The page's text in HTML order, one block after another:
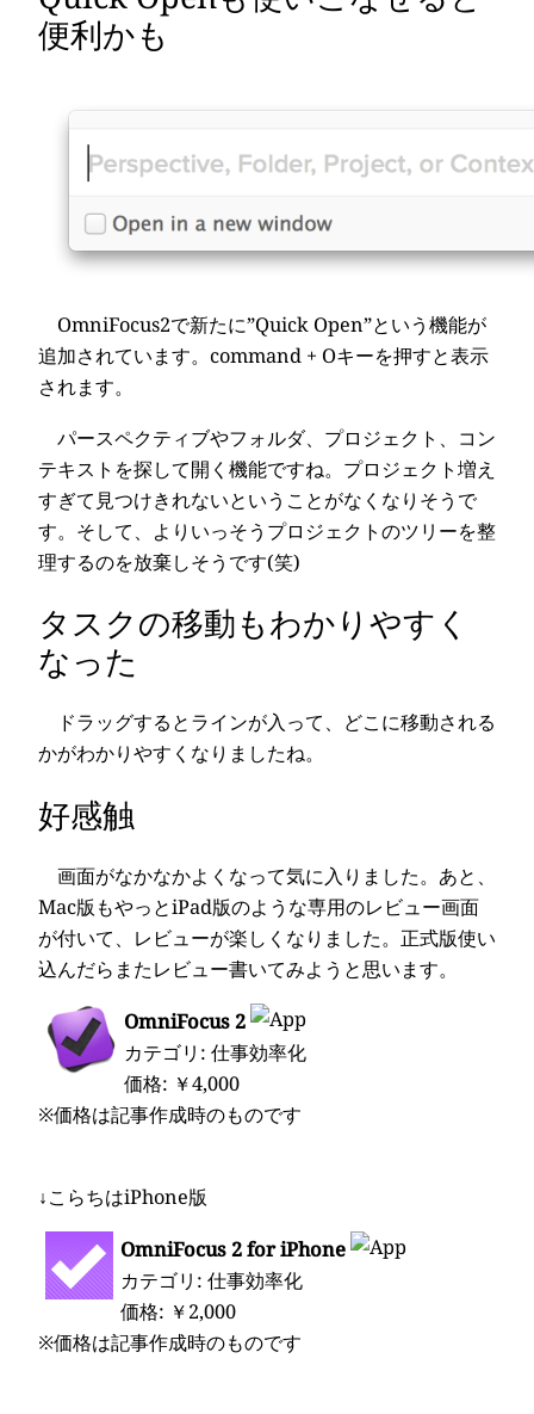
便利かも
OmniFocus2で新たに”Quick Open”という機能が
追加されています。command + Oキーを押すと表示
されます。
パースペクティブやフォルダ、プロジェクト、コン
テキストを探して開く機能ですね。プロジェクト増え
すぎて見つけきれないということがなくなりそうで
す。そして、よりいっそうプロジェクトのツリーを整
理するのを放棄しそうです(笑)
タスクの移動もわかりやすく
なった
ドラッグするとラインが入って、どこに移動される
かがわかりやすくなりましたね。
好感触
画面がなかなかよくなって気に入りました。あと、
Mac版もやっとiPad版のような専用のレビュー画面
が付いて、レビューが楽しくなりました。正式版使い
込んだらまたレビュー書いてみようと思います。
OmniFocus 2
カテゴリ: 仕事効率化
価格: ￥4,000
※価格は記事作成時のものです
↓こらちはiPhone版
OmniFocus 2 for iPhone
カテゴリ: 仕事効率化
価格: ￥2,000
※価格は記事作成時のものです